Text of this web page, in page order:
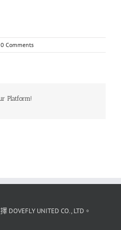
0 Comments
Platform!
UNITED CO., LTD。